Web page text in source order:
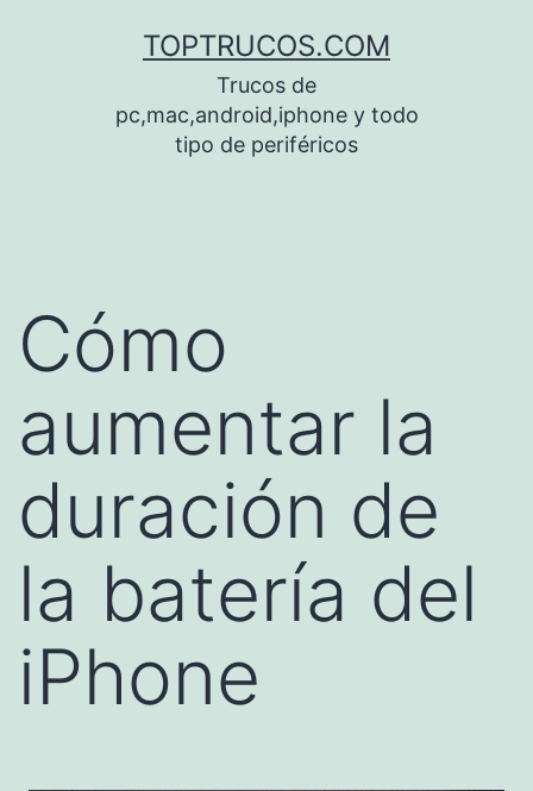
TOPTRUCOS.COM
Trucos de
pc,mac,android,iphone y todo
tipo de periféricos
Cómo
aumentar la
duración de
la batería del
iPhone